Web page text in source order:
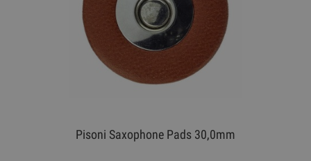
Pisoni Saxophone Pads 30,0mm